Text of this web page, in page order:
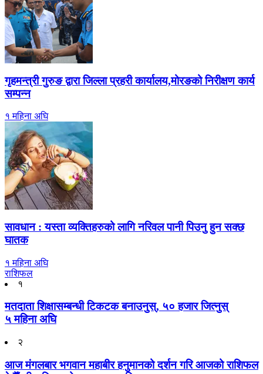
गृहमन्त्री गुरुङ द्वारा जिल्ला प्रहरी कार्यालय,मोरङको निरीक्षण कार्य
सम्पन्न
१ महिना अघि
सावधान : यस्ता व्यक्तिहरुको लागि नरिवल पानी पिउनु हुन सक्छ
घातक
१ महिना अघि
राशिफल
१
मतदाता शिक्षासम्बन्धी टिकटक बनाउनुस्, ५० हजार जित्नुस्
५ महिना अघि
२
आज मंगलबार भगवान महाबीर हनुमानको दर्शन गरि आजको राशिफल